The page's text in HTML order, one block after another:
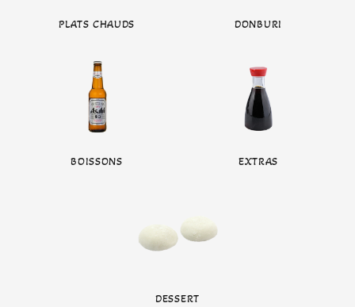
PLATS CHAUDS DONBURI
BOISSONS EXTRAS
DESSERT